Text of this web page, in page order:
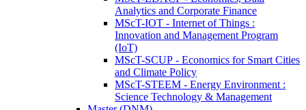
Analytics and Corporate Finance
MScT-IOT - Internet of Things :
Innovation and Management Program
(IoT)
MScT-SCUP - Economics for Smart Cities
and Climate Policy
MScT-STEEM - Energy Environment :
Science Technology & Management